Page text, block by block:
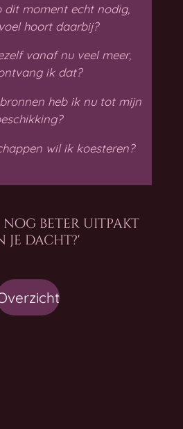
dit moment echt nodig,
hoort daarbij?
vanaf nu veel meer,
ik dat?
heb ik nu tot mijn
wil ik koesteren?
nog beter uitpakt
je dacht?'